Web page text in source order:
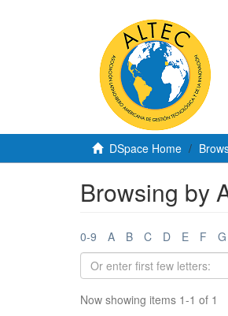
DSpace Home
Browsing by
0-9 A B C D E F G
Now showing items 1-1 of 1